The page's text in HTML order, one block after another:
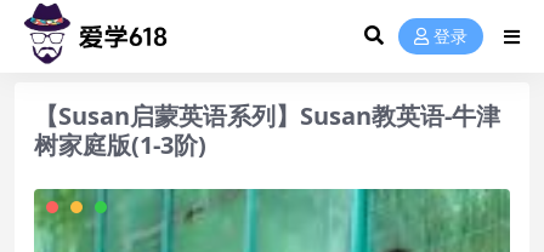
登录
【Susan启蒙英语系列】Susan教英语-牛津
树家庭版(1-3阶)